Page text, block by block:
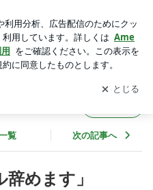
の更新通知
を受け取りまし
開く
覧 次の記事へ
めます」